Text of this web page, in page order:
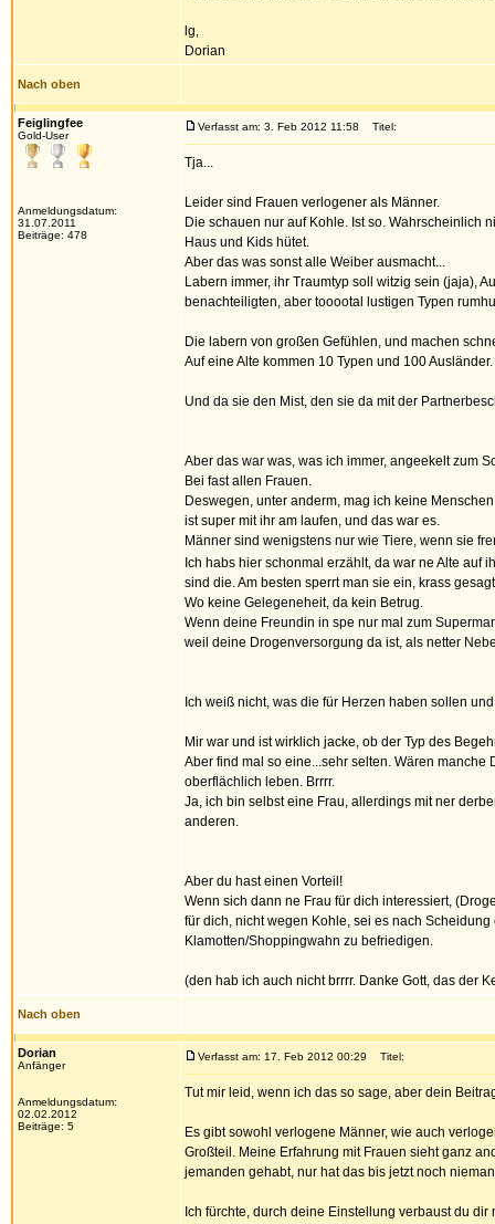
lg,
Dorian
Nach oben
Feiglingfee
Gold-User
Anmeldungsdatum:
31.07.2011
Beiträge: 478
Verfasst am: 3. Feb 2012 11:58 Titel:
Tja...
Leider sind Frauen verlogener als Männer.
Die schauen nur auf Kohle. Ist so. Wahrscheinlich
Haus und Kids hütet.
Aber das was sonst alle Weiber ausmacht...
Labern immer, ihr Traumtyp soll witzig sein (jaja),
benachteiligten, aber tooootal lustigen Typen
Die labern von großen Gefühlen, und machen
Auf eine Alte kommen 10 Typen und 100
Und da sie den Mist, den sie da mit der
Aber das war was, was ich immer, angeekelt zum
Bei fast allen Frauen.
Deswegen, unter anderm, mag ich keine
ist super mit ihr am laufen, und das war es.
Männer sind wenigstens nur wie Tiere, wenn sie
Ich habs hier schonmal erzählt, da war ne Alte
sind die. Am besten sperrt man sie ein, krass
Wo keine Gelegeneheit, da kein Betrug.
Wenn deine Freundin in spe nur mal zum
weil deine Drogenversorgung da ist, als netter
Ich weiß nicht, was die für Herzen haben sollen
Mir war und ist wirklich jacke, ob der Typ des
Aber find mal so eine...sehr selten. Wären
oberflächlich leben. Brrrr.
Ja, ich bin selbst eine Frau, allerdings mit ner
anderen.
Aber du hast einen Vorteil!
Wenn sich dann ne Frau für dich interessiert,
für dich, nicht wegen Kohle, sei es nach
Klamotten/Shoppingwahn zu befriedigen.
(den hab ich auch nicht brrrr. Danke Gott, das der
Nach oben
Dorian
Anfänger
Anmeldungsdatum:
02.02.2012
Beiträge: 5
Verfasst am: 17. Feb 2012 00:29 Titel:
Tut mir leid, wenn ich das so sage, aber dein
Es gibt sowohl verlogene Männer, wie auch
Großteil. Meine Erfahrung mit Frauen sieht ganz
jemanden gehabt, nur hat das bis jetzt noch
Ich fürchte, durch deine Einstellung verbaust du